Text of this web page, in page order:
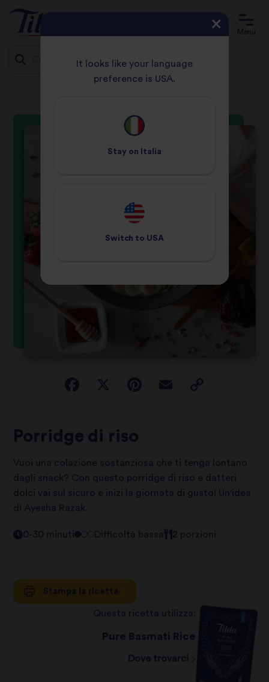
Menu
Porridge di riso
Vuoi una colazione sostanziosa che ti tenga lontano
dagli snack? Con questo porridge di riso e datteri
dolci vai sul sicuro e inizi la giornata di gusto! Un'idea
di Ayesha Razak.
0-30 minuti Difficoltà bassa 2 porzioni
Stampa la ricetta
Questa ricetta utilizza:
Pure Basmati Rice
Dove trovarci
It looks like your language
preference is USA.
Stay on Italia
Switch to USA